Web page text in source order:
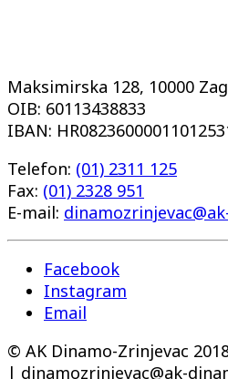
Maksimirska 128, 10000
OIB: 60113438833
IBAN:
Telefon: (01) 2311 125
Fax: (01) 2328 951
E-mail:
Facebook
Instagram
Email
© AK Dinamo-Zrinjevac
| dinamozrinjevac@ak-